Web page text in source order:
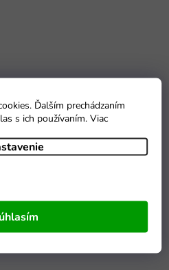
Ďalším prechádzaním
s ich používaním. Viac